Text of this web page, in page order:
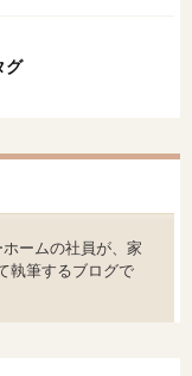
グ
ームの社員が、家
執筆するブログで